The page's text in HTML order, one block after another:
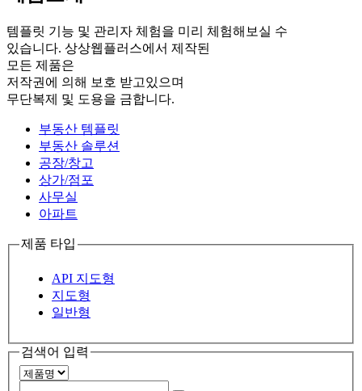
템플릿 기능 및 관리자 체험을 미리 체험해보실 수
있습니다. 상상웹플러스에서 제작된
모든 제품은
저작권에 의해 보호 받고있으며
무단복제 및 도용을 금합니다.
부동산 템플릿
부동산 솔루션
공장/창고
상가/점포
사무실
아파트
제품 타입
API 지도형
지도형
일반형
검색어 입력